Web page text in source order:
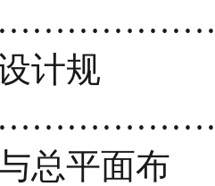
计规
总平面布